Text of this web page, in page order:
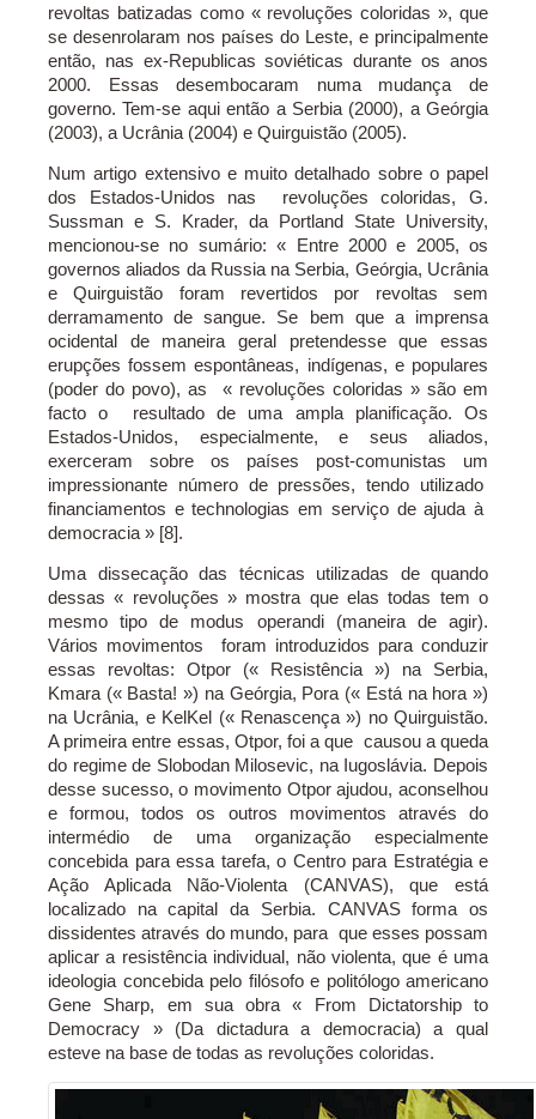
revoltas batizadas como « revoluções coloridas », que
se desenrolaram nos países do Leste, e principalmente
então, nas ex-Republicas soviéticas durante os anos
2000. Essas desembocaram numa mudança de
governo. Tem-se aqui então a Serbia (2000), a Geórgia
(2003), a Ucrânia (2004) e Quirguistão (2005).
Num artigo extensivo e muito detalhado sobre o papel
dos Estados-Unidos nas revoluções coloridas, G.
Sussman e S. Krader, da Portland State University,
mencionou-se no sumário: « Entre 2000 e 2005, os
governos aliados da Russia na Serbia, Geórgia, Ucrânia
e Quirguistão foram revertidos por revoltas sem
derramamento de sangue. Se bem que a imprensa
ocidental de maneira geral pretendesse que essas
erupções fossem espontâneas, indígenas, e populares
(poder do povo), as « revoluções coloridas » são em
facto o resultado de uma ampla planificação. Os
Estados-Unidos, especialmente, e seus aliados,
exerceram sobre os países post-comunistas um
impressionante número de pressões, tendo utilizado
financiamentos e technologias em serviço de ajuda à
democracia » [8].
Uma dissecação das técnicas utilizadas de quando
dessas « revoluções » mostra que elas todas tem o
mesmo tipo de modus operandi (maneira de agir).
Vários movimentos foram introduzidos para conduzir
essas revoltas: Otpor (« Resistência ») na Serbia,
Kmara (« Basta! ») na Geórgia, Pora (« Está na hora »)
na Ucrânia, e KelKel (« Renascença ») no Quirguistão.
A primeira entre essas, Otpor, foi a que causou a queda
do regime de Slobodan Milosevic, na Iugoslávia. Depois
desse sucesso, o movimento Otpor ajudou, aconselhou
e formou, todos os outros movimentos através do
intermédio de uma organização especialmente
concebida para essa tarefa, o Centro para Estratégia e
Ação Aplicada Não-Violenta (CANVAS), que está
localizado na capital da Serbia. CANVAS forma os
dissidentes através do mundo, para que esses possam
aplicar a resistência individual, não violenta, que é uma
ideologia concebida pelo filósofo e politólogo americano
Gene Sharp, em sua obra « From Dictatorship to
Democracy » (Da dictadura a democracia) a qual
esteve na base de todas as revoluções coloridas.